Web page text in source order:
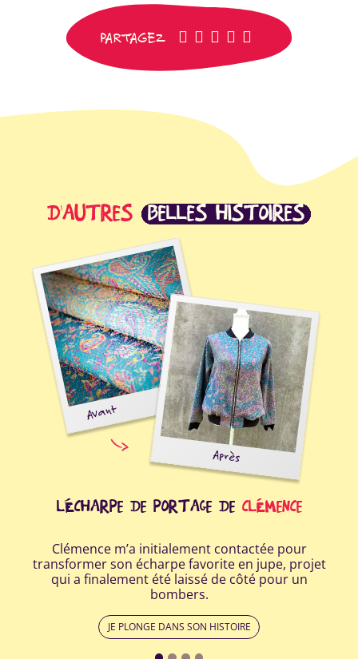
PARTAGEZ facebook
pinterest
whatsapp
SMS email
D'AUTRES BELLES HISTOIRES
L'ÉCHARPE DE PORTAGE DE CLÉMENCE
Clémence m’a initialement contactée pour
transformer son écharpe favorite en jupe, projet
qui a finalement été laissé de côté pour un
bombers.
JE PLONGE DANS SON HISTOIRE
Avant
Après